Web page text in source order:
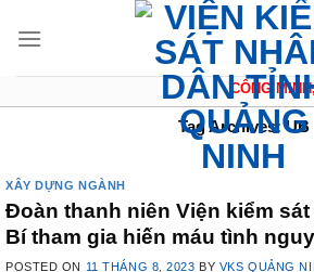
CÔNG MINH,
Tag Archives:UB
XÂY DỰNG NGÀNH
Đoàn thanh niên Viện kiểm
Bí tham gia hiến máu tình
POSTED ON 11 THÁNG 8, 2023 BY VKS QUẢNG